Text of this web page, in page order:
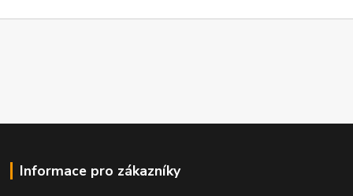
Informace pro zákazníky